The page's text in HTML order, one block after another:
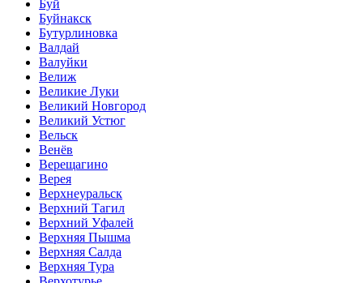
Буй
Буйнакск
Бутурлиновка
Валдай
Валуйки
Велиж
Великие Луки
Великий Новгород
Великий Устюг
Вельск
Венёв
Верещагино
Верея
Верхнеуральск
Верхний Тагил
Верхний Уфалей
Верхняя Пышма
Верхняя Салда
Верхняя Тура